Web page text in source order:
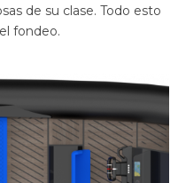
de su clase. Todo esto
fondeo.